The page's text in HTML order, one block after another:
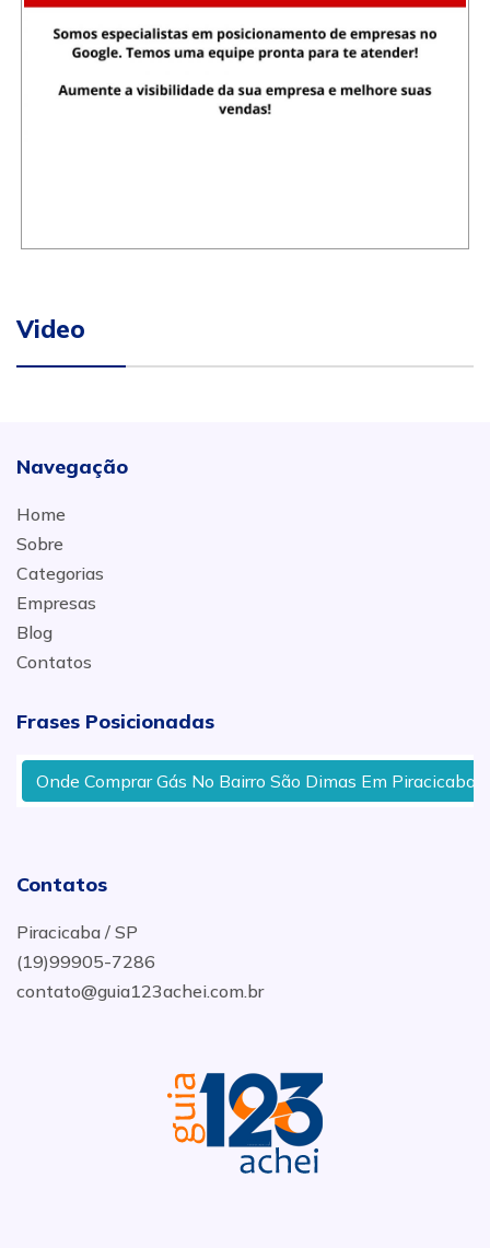
Video
Navegação
Home
Sobre
Categorias
Empresas
Blog
Contatos
Frases Posicionadas
Onde Comprar Gás No Bairro São Dimas Em Piracicaba
Contatos
Piracicaba / SP
(19)99905-7286
contato@guia123achei.com.br